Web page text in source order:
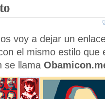
voy a dejar un
el mismo estilo
se llama